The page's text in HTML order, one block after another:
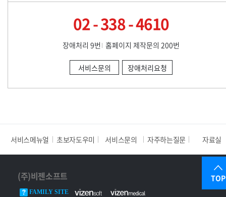
02 - 338 - 4610
장애처리 9번 홈페이지 제작문의 200번
서비스문의 장애처리요청
서비스메뉴얼 초보자도우미 서비스문의 자주하는질문 자료실
TOP
(주)비젠소프트
FAMILY SITE